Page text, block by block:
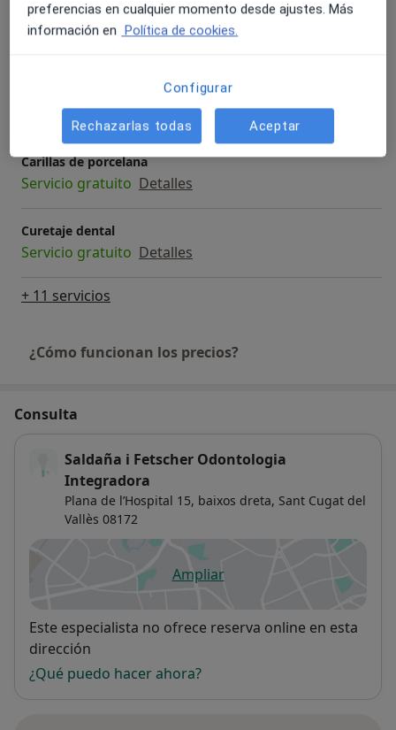
Blanqueamiento dental
Servicio gratuito Detalles
Carillas de porcelana
Servicio gratuito Detalles
Curetaje dental
Servicio gratuito Detalles
+ 11 servicios
¿Cómo funcionan los precios?
Consulta
Saldaña i Fetscher Odontologia
Integradora
Plana de l’Hospital 15, baixos dreta, Sant Cugat del
Vallès 08172
Ampliarse abre en una nueva
Disponibilidad
Este especialista no ofrece reserva online en esta
dirección
¿Qué puedo hacer ahora?
preferencias en cualquier momento desde ajustes. Más
información en Política de cookies.
Configurar
Rechazarlas todas Aceptar